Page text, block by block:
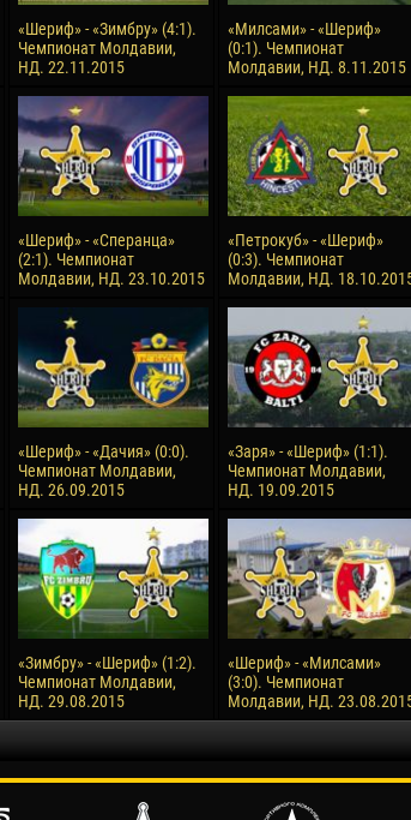
«Шериф» - «Зимбру» (4:1).
Чемпионат Молдавии,
НД. 22.11.2015
«Милсами» - «Шериф»
(0:1). Чемпионат
Молдавии, НД. 8.11.2015
«Шериф» - «Сперанца»
(2:1). Чемпионат
Молдавии, НД. 23.10.2015
«Петрокуб» - «Шериф»
(0:3). Чемпионат
Молдавии, НД.
«Шериф» - «Дачия» (0:0).
Чемпионат Молдавии,
НД. 26.09.2015
«Заря» - «Шериф» (1:1).
Чемпионат Молдавии,
НД. 19.09.2015
«Зимбру» - «Шериф» (1:2).
Чемпионат Молдавии,
НД. 29.08.2015
«Шериф» - «Милсами»
(3:0). Чемпионат
Молдавии, НД.